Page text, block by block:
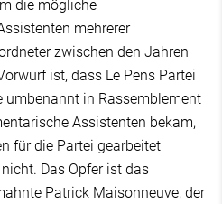
die mögliche
mehrerer
zwischen den Jahren
ist, dass Le Pens Partei
in Rassemblement
Assistenten bekam,
für die Partei gearbeitet
Das Opfer ist das
Patrick Maisonneuve, der